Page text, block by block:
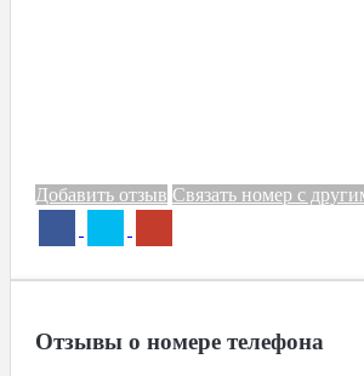
Добавить отзыв Связать номер с
Отзывы о номере телефона